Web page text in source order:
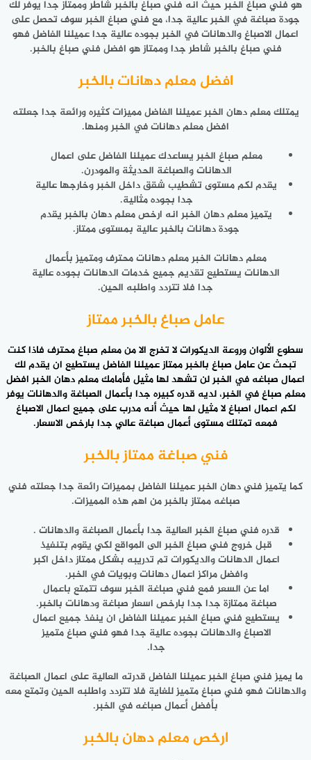
هو فني صباغ الخبر حيث انه فني صباغ بالخبر شاطر وممتاز جدا يوفر لك
جودة صباغة في الخبر عالية جدا، مع فني صباغ الخبر سوف تحصل على
اعمال الاصباغ والدهانات في الخبر بجوده عالية جدا عميلنا الفاضل فهو
فني صباغ بالخبر شاطر جدا وممتاز هو افضل فني صباغ بالخبر.
افضل معلم دهانات بالخبر
يمتلك معلم دهان الخبر عميلنا الفاضل مميزات كثيره ورائعة جدا جعلته
افضل معلم دهانات في الخبر ومنها.
معلم صباغ الخبر يساعدك عميلنا الفاضل على اعمال
الدهانات والصباغة الحديثة والمودرن.
يقدم لكم مستوى تشطيب شقق داخل الخبر وخارجها عالية
جدا بجوده مثالية.
يتميز معلم دهان الخبر انه ارخص معلم دهان بالخبر يقدم
جودة دهانات بالخبر عالية بمستوى ممتاز.
معلم دهانات الخبر معلم دهانات محترف ومتميز بأعمال
الدهانات يستطيع تقديم جميع خدمات الدهانات بجوده عالية
جدا فلا تتردد واطلبه الحين.
عامل صباغ بالخبر ممتاز
سطوع الألوان وروعة الديكورات لا تخرج الا منمعلم صباغمحترف فاذا كنت
تبحث عن عامل صباغ بالخبر ممتاز عميلنا الفاضل يستطيع ان يقدم لك
اعمال صباغه في الخبر لن تشهد لها مثيل فأمامك معلم دهان الخبر افضل
معلم صباغ في الخبر، لديه قدره كبيره جدا بأعمال الصباغة والدهانات يوفر
لكم اعمال اصباغ لا مثيل لها حيث أنه مدرب على جميع اعمال الاصباغ
فمعه تمتلك مستوى أعمال صباغة عالي جدا بارخص الاسعار.
فني صباغة ممتاز بالخبر
كما يتميز فني دهان الخبر عميلنا الفاضل بمميزات رائعة جدا جعلته فني
صباغه ممتاز بالخبر من اهم هذه المميزات.
قدره فني صباغ الخبر العالية جدا بأعمال الصباغة والدهانات .
قبل خروج فني صباغ الخبر الى المواقع لكي يقوم بتنفيذ
اعمال الدهانات والديكورات تم تدريبه بشكل ممتاز داخل اكبر
وافضل مراكز اعمال دهانات وبويات في الخبر.
اما عن السعر فمع فني صباغة الخبر سوف تتمتع باعمال
صباغة ممتازة جدا جدا بارخص اسعار صباغة ودهانات بالخبر.
يستطيع فني صباغ الخبر عميلنا الفاضل ان ينفذ جميع اعمال
الاصباغ والدهانات بجوده عالية جدا فهو فني صباغ متميز
جدا.
ما يميز فني صباغ الخبر عميلنا الفاضل قدرته العالية على اعمال الصباغة
والدهانات فهو فني صباغ متميز للغاية فلا تتردد واطلبه الحين وتمتع معه
بأفضل أعمال صباغه في الخبر.
ارخص معلم دهان بالخبر